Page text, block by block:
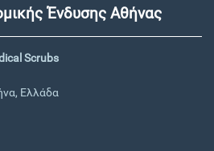
Ένδυσης Αθήνας
Scrubs
Ελλάδα